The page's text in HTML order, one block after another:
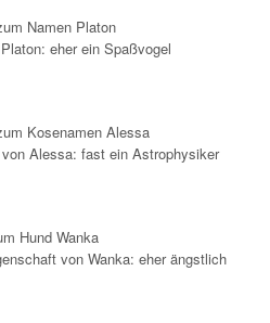
Namen Platon
eher ein Spaßvogel
Kosenamen Alessa
Alessa: fast ein Astrophysiker
Hund Wanka
von Wanka: eher ängstlich